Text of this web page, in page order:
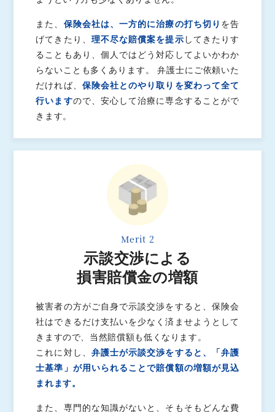
また、 保険会社は、一方的に治療の打ち切り を告
げてきたり、 理不尽な賠償案を提示 してきたりす
ることもあり、個人ではどう対応してよいかわか
らないことも多くあります。 弁護士にご依頼いた
だければ、 保険会社とのやり取りを変わって全て
行いますので、安心して治療に専念することがで
きます。
Merit 2
示談交渉による
損害賠償金の増額
被害者の方がご自身で示談交渉をすると、保険会
社はできるだけ支払いを少なく済ませようとして
きますので、当然賠償額も低くなります。
これに対し、 弁護士が示談交渉をすると、「弁護
士基準」が用いられることで賠償額の増額が見込
まれます。
また、専門的な知識がないと、そもそもどんな費